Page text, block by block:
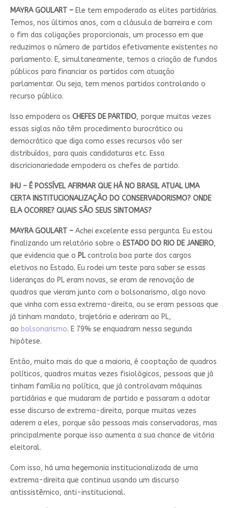
MAYRA GOULART –Ele tem empoderado as elites partidárias.
Temos, nos últimos anos, com a cláusula de barreira e com
o fim das coligações proporcionais, um processo em que
reduzimos o número de partidos efetivamente existentes no
parlamento. E, simultaneamente, temos a criação de fundos
públicos para financiar os partidos com atuação
parlamentar. Ou seja, tem menos partidos controlando o
recurso público.
Isso empodera os CHEFES DE PARTIDO, porque muitas vezes
essas siglas não têm procedimento burocrático ou
democrático que diga como esses recursos vão ser
distribuídos, para quais candidaturas etc. Essa
discricionariedade empodera os chefes de partido.
IHU – É POSSÍVEL AFIRMAR QUE HÁ NO BRASIL ATUAL UMA
CERTA INSTITUCIONALIZAÇÃO DO CONSERVADORISMO? ONDE
ELA OCORRE? QUAIS SÃO SEUS SINTOMAS?
MAYRA GOULART –Achei excelente essa pergunta. Eu estou
finalizando um relatório sobre o ESTADO DO RIO DE JANEIRO,
que evidencia que o PLcontrola boa parte dos cargos
eletivos no Estado. Eu rodei um teste para saber se essas
lideranças do PL eram novas, se eram de renovação de
quadros que vieram junto com o bolsonarismo, algo novo
que vinha com essa extrema-direita, ou se eram pessoas que
já tinham mandato, trajetória e aderiram ao PL,
ao bolsonarismo. E 79% se enquadram nessa segunda
hipótese.
Então, muito mais do que a maioria, é cooptação de quadros
políticos, quadros muitas vezes fisiológicos, pessoas que já
tinham família na política, que já controlavam máquinas
partidárias e que mudaram de partido e passaram a adotar
esse discurso de extrema-direita, porque muitas vezes
aderem a eles, porque são pessoas mais conservadoras, mas
principalmente porque isso aumenta a sua chance de vitória
eleitoral.
Com isso, há uma hegemonia institucionalizada de uma
extrema-direita que continua usando um discurso
antissistêmico, anti-institucional.